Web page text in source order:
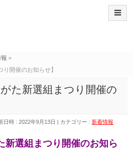
»
開催のお知らせ】
た新選組まつり開催の
日時 : 2022年9月13日 カテゴリー : 新着情報
新選組まつり開催のお知ら